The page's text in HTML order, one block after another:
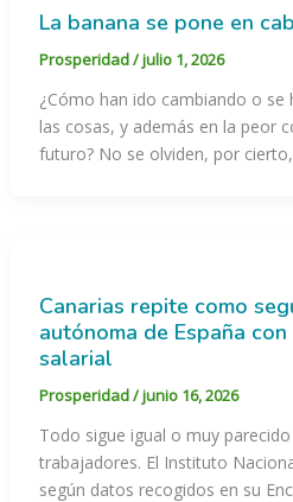
La banana se pone en
Prosperidad/julio 1, 2026
¿Cómo han ido cambiando o se
las cosas, y además en la peor
futuro? No se olviden, por
Canarias repite como
autónoma de España
salarial
Prosperidad/junio 16, 2026
Todo sigue igual o muy
trabajadores. El Instituto
según datos recogidos en su